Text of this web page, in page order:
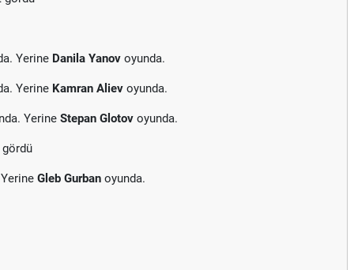
Yerine Danila Yanov oyunda.
Yerine Kamran Aliev oyunda.
Yerine Stepan Glotov oyunda.
gördü
Gleb Gurban oyunda.